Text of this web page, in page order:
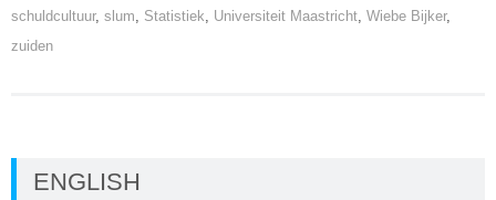
schuldcultuur, slum, Statistiek, Universiteit Maastricht, Wiebe Bijker,
zuiden
ENGLISH